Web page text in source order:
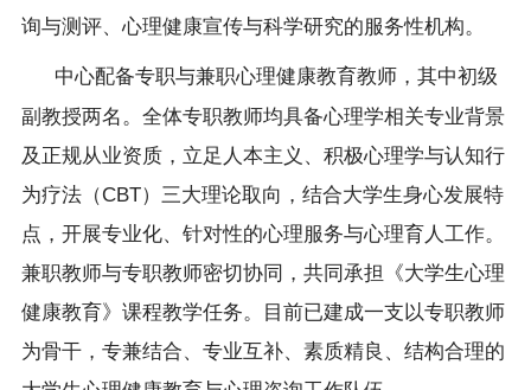
询与测评、心理健康宣传与科学研究的服务性机构。
中心配备专职与兼职心理健康教育教师，其中初级
副教授两名。全体专职教师均具备心理学相关专业背景
及正规从业资质，立足人本主义、积极心理学与认知行
为疗法（CBT）三大理论取向，结合大学生身心发展特
点，开展专业化、针对性的心理服务与心理育人工作。
兼职教师与专职教师密切协同，共同承担《大学生心理
健康教育》课程教学任务。目前已建成一支以专职教师
为骨干，专兼结合、专业互补、素质精良、结构合理的